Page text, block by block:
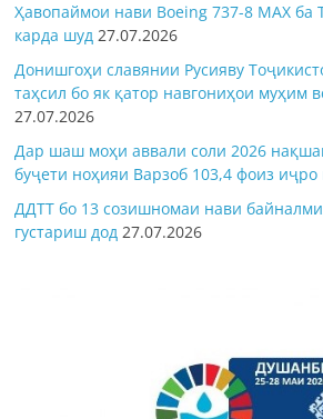
Ҳавопаймои нави Boeing 737-8 MAX ба
карда шуд 27.07.2026
Донишгоҳи славянии Русияву
таҳсил бо як қатор навгониҳои муҳим
27.07.2026
Дар шаш моҳи аввали соли 2026
буҷети ноҳияи Варзоб 103,4 фоиз
ДДТТ бо 13 созишномаи нави
густариш дод 27.07.2026